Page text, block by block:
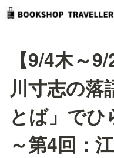
【9/4木～
川寸志の落
とば」で
～第4回：